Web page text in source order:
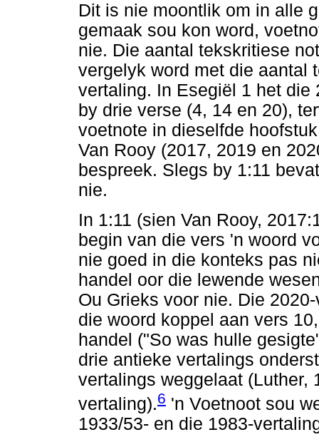
Dit is nie moontlik om in alle
gemaak sou kon word,
nie. Die aantal tekskritiese
vergelyk word met die aantal
vertaling. In Esegiël 1 het
by drie verse (4, 14 en 20),
voetnote in dieselfde
Van Rooy (2017, 2019 en
bespreek. Slegs by 1:11
nie.
In 1:11 (sien Van Rooy,
begin van die vers 'n woord
nie goed in die konteks pas
handel oor die lewende
Ou Grieks voor nie. Die
die woord koppel aan vers
handel ("So was hulle
drie antieke vertalings
vertalings weggelaat (Luther,
vertaling).6 'n Voetnoot sou
1933/53- en die 1983-